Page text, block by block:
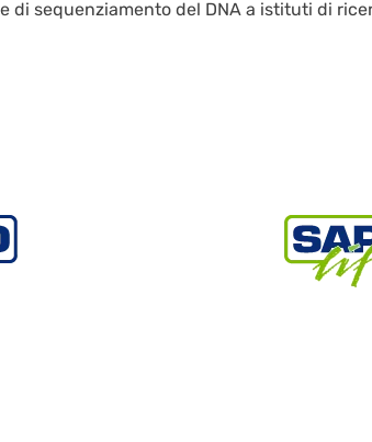
di sequenziamento del DNA a istituti di